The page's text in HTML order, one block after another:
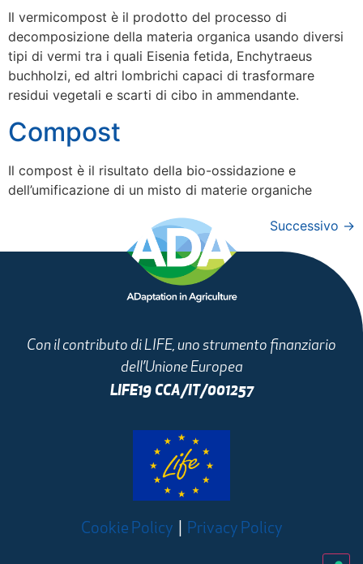
Il vermicompost è il prodotto del processo di
decomposizione della materia organica usando diversi
tipi di vermi tra i quali Eisenia fetida, Enchytraeus
buchholzi, ed altri lombrichi capaci di trasformare
residui vegetali e scarti di cibo in ammendante.
Compost
Il compost è il risultato della bio-ossidazione e
dell’umificazione di un misto di materie organiche
Successivo →
Con il contributo di LIFE, uno strumento finanziario
dell’Unione Europea
LIFE19 CCA/IT/001257
Cookie Policy Privacy Policy